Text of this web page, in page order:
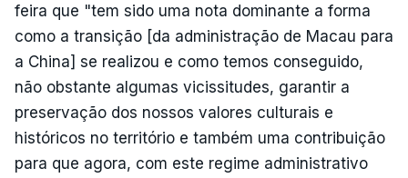
feira que "tem sido uma nota dominante a forma
como a transição [da administração de Macau para
a China] se realizou e como temos conseguido,
não obstante algumas vicissitudes, garantir a
preservação dos nossos valores culturais e
históricos no território e também uma contribuição
para que agora, com este regime administrativo